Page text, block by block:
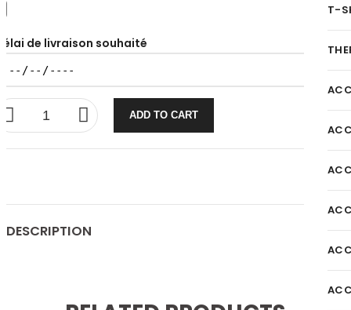
de livraison souhaité
ADD TO CART
DESCRIPTION
T-